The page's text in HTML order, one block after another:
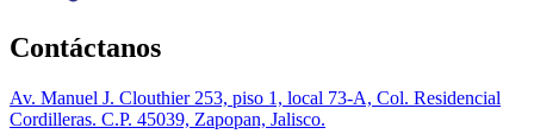
Contáctanos
Av. Manuel J. Clouthier 253, piso 1, local 73-A, Col. Residencial
Cordilleras. C.P. 45039, Zapopan, Jalisco.